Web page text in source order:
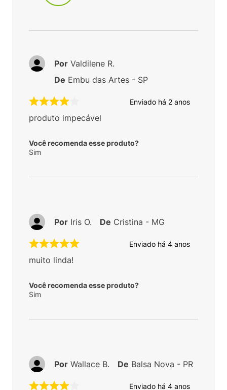
Enviado há 2 anos
produto impecável
Você recomenda esse produto?
Sim
Por Valdilene R.
De Embu das Artes - SP
Enviado há 4 anos
muito linda!
Você recomenda esse produto?
Sim
Por Iris O. De Cristina - MG
Enviado há 4 anos
Por Wallace B. De Balsa Nova - PR